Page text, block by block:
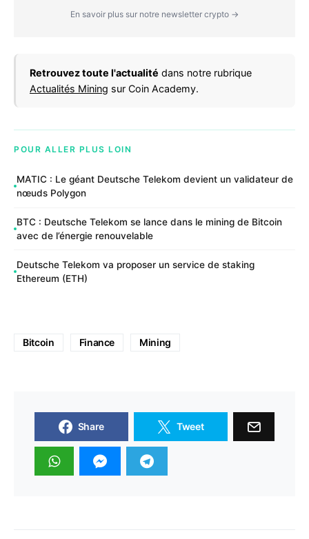
En savoir plus sur notre newsletter crypto →
Retrouvez toute l'actualité dans notre rubrique
Actualités Mining sur Coin Academy.
POUR ALLER PLUS LOIN
MATIC : Le géant Deutsche Telekom devient un validateur de
nœuds Polygon
BTC : Deutsche Telekom se lance dans le mining de Bitcoin
avec de l’énergie renouvelable
Deutsche Telekom va proposer un service de staking
Ethereum (ETH)
Bitcoin Finance Mining
Share Tweet